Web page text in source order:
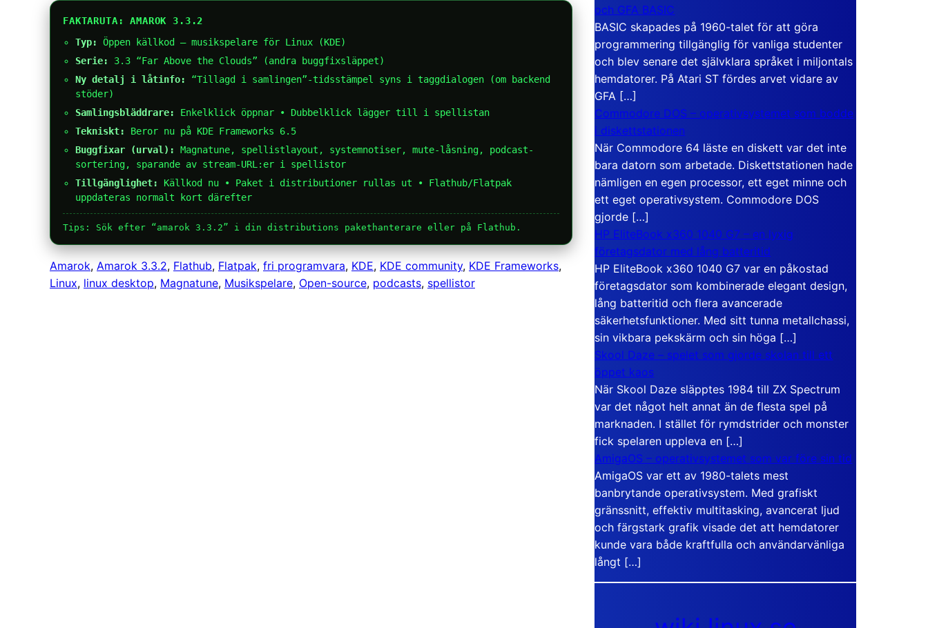
FAKTARUTA: AMAROK 3.3.2
Typ:
Öppen källkod – musikspelare för Linux (KDE)
Serie:
3.3 “Far Above the Clouds” (andra buggfixsläppet)
Ny detalj i låtinfo:
“Tillagd i samlingen”-tidsstämpel syns i taggdialogen (om backend
stöder)
Samlingsbläddrare:
Enkelklick öppnar • Dubbelklick lägger till i spellistan
Tekniskt:
Beror nu på KDE Frameworks 6.5
Buggfixar (urval):
Magnatune, spellistlayout, systemnotiser, mute-låsning, podcast-
sortering, sparande av stream-URL:er i spellistor
Tillgänglighet:
Källkod nu • Paket i distributioner rullas ut • Flathub/Flatpak
uppdateras normalt kort därefter
Tips: Sök efter “amarok 3.3.2” i din distributions pakethanterare eller på Flathub.
Amarok, Amarok 3.3.2, Flathub, Flatpak, fri programvara, KDE, KDE community, KDE Frameworks
Linux, linux desktop, Magnatune, Musikspelare, Open-source, podcasts, spellistor
och GFA BASIC
BASIC skapades på 1960-talet för att göra
programmering tillgänglig för vanliga studenter
och blev senare det självklara språket i miljontals
hemdatorer. På Atari ST fördes arvet vidare av
GFA […]
Commodore DOS – operativsystemet som bodde
i diskettstationen
När Commodore 64 läste en diskett var det inte
bara datorn som arbetade. Diskettstationen hade
nämligen en egen processor, ett eget minne och
ett eget operativsystem. Commodore DOS
gjorde […]
HP EliteBook x360 1040 G7 – en lyxig
företagsdator med lång batteritid
HP EliteBook x360 1040 G7 var en påkostad
företagsdator som kombinerade elegant design,
lång batteritid och flera avancerade
säkerhetsfunktioner. Med sitt tunna metallchassi,
sin vikbara pekskärm och sin höga […]
Skool Daze – spelet som gjorde skolan till ett
öppet kaos
När Skool Daze släpptes 1984 till ZX Spectrum
var det något helt annat än de flesta spel på
marknaden. I stället för rymdstrider och monster
fick spelaren uppleva en […]
AmigaOS – operativsystemet som var före sin tid
AmigaOS var ett av 1980-talets mest
banbrytande operativsystem. Med grafiskt
gränssnitt, effektiv multitasking, avancerat ljud
och färgstark grafik visade det att hemdatorer
kunde vara både kraftfulla och användarvänliga
långt […]